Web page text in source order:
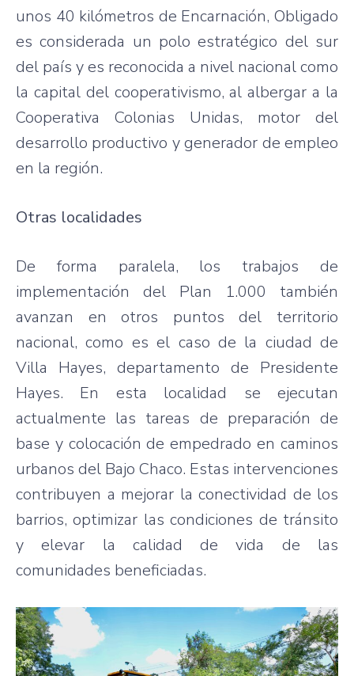
unos 40 kilómetros de Encarnación, Obligado
es considerada un polo estratégico del sur
del país y es reconocida a nivel nacional como
la capital del cooperativismo, al albergar a la
Cooperativa Colonias Unidas, motor del
desarrollo productivo y generador de empleo
en la región.
Otras localidades
De forma paralela, los trabajos de
implementación del Plan 1.000 también
avanzan en otros puntos del territorio
nacional, como es el caso de la ciudad de
Villa Hayes, departamento de Presidente
Hayes. En esta localidad se ejecutan
actualmente las tareas de preparación de
base y colocación de empedrado en caminos
urbanos del Bajo Chaco. Estas intervenciones
contribuyen a mejorar la conectividad de los
barrios, optimizar las condiciones de tránsito
y elevar la calidad de vida de las
comunidades beneficiadas.